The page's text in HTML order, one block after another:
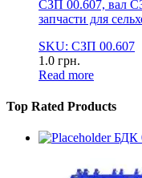
СЗП 00.607, вал
запчасти для
SKU: СЗП 00.607
1.0 грн.
Read more
Top Rated Products
БДК